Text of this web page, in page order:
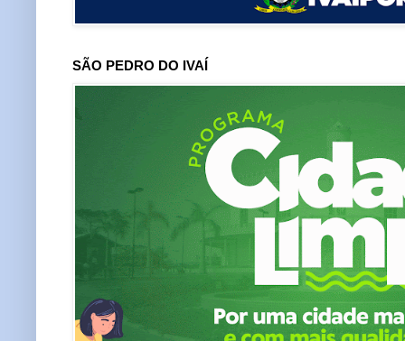
SÃO PEDRO DO IVAÍ